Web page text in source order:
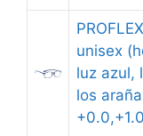
unisex
luz azul,
los